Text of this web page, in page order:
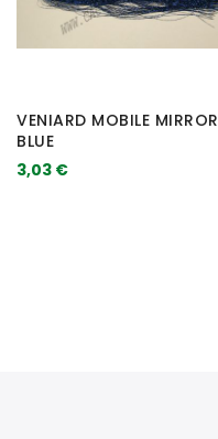
VENIARD MOBILE MIRROR
BLUE
3,03 €